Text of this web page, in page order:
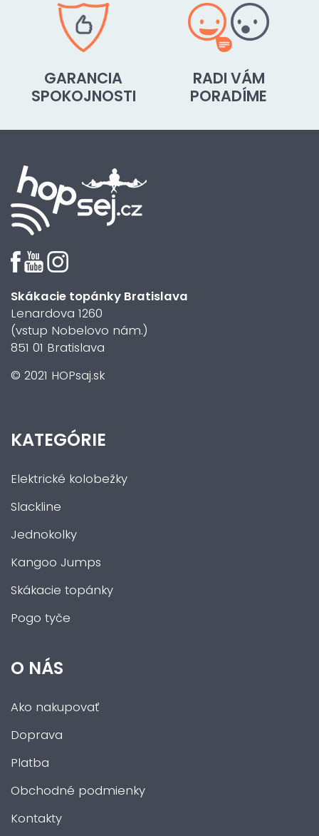
GARANCIA
SPOKOJNOSTI
RADI VÁM
PORADÍME
Skákacie topánky Bratislava
Lenardova 1260
(vstup Nobelovo nám.)
851 01 Bratislava
© 2021 HOPsaj.sk
KATEGÓRIE
Elektrické kolobežky
Slackline
Jednokolky
Kangoo Jumps
Skákacie topánky
Pogo tyče
O NÁS
Ako nakupovať
Doprava
Platba
Obchodné podmienky
Kontakty